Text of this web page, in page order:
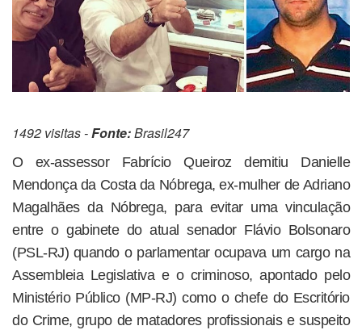
1492 visitas -Fonte:Brasil247
O ex-assessor Fabrício Queiroz demitiu Danielle
Mendonça da Costa da Nóbrega, ex-mulher de Adriano
Magalhães da Nóbrega, para evitar uma vinculação
entre o gabinete do atual senador Flávio Bolsonaro
(PSL-RJ) quando o parlamentar ocupava um cargo na
Assembleia Legislativa e o criminoso, apontado pelo
Ministério Público (MP-RJ) como o chefe do Escritório
do Crime, grupo de matadores profissionais e suspeito